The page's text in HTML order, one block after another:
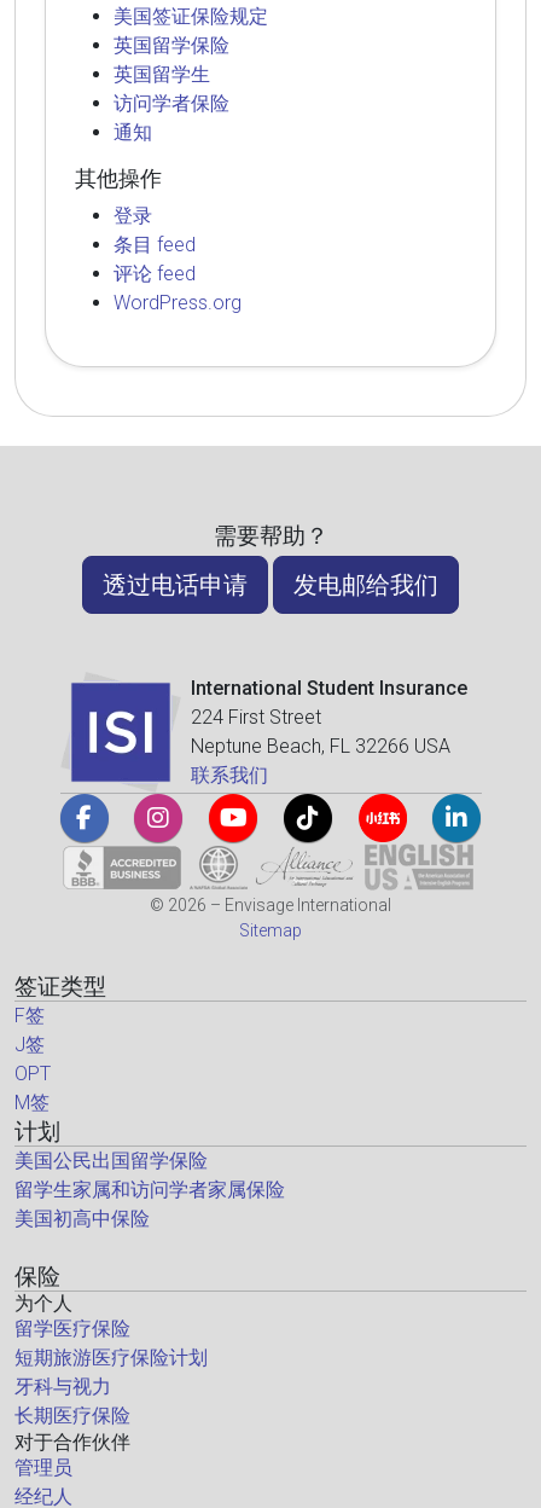
美国签证保险规定
英国留学保险
英国留学生
访问学者保险
通知
其他操作
登录
条目 feed
评论 feed
WordPress.org
需要帮助？
透过电话申请 发电邮给我们
International Student Insurance
224 First Street
Neptune Beach, FL 32266 USA
联系我们
© 2026 – Envisage International
Sitemap
签证类型
F签
J签
OPT
M签
计划
美国公民出国留学保险
留学生家属和访问学者家属保险
美国初高中保险
保险
为个人
留学医疗保险
短期旅游医疗保险计划
牙科与视力
长期医疗保险
对于合作伙伴
管理员
经纪人